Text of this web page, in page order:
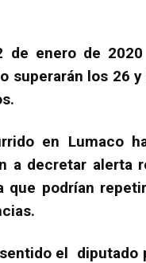
de enero de
superarán los 26
en Lumaco
a decretar alerta
que podrían
el diputado